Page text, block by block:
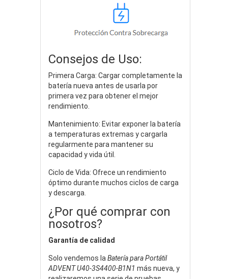
Consejos de Uso:
Primera Carga: Cargar completamente la
batería nueva antes de usarla por
primera vez para obtener el mejor
rendimiento.
Mantenimiento: Evitar exponer la batería
a temperaturas extremas y cargarla
regularmente para mantener su
capacidad y vida útil.
Ciclo de Vida: Ofrece un rendimiento
óptimo durante muchos ciclos de carga
y descarga.
¿Por qué comprar con
nosotros?
Garantía de calidad
Solo vendemos la Batería para Portátil
ADVENT U40-3S4400-B1N1 más nueva, y